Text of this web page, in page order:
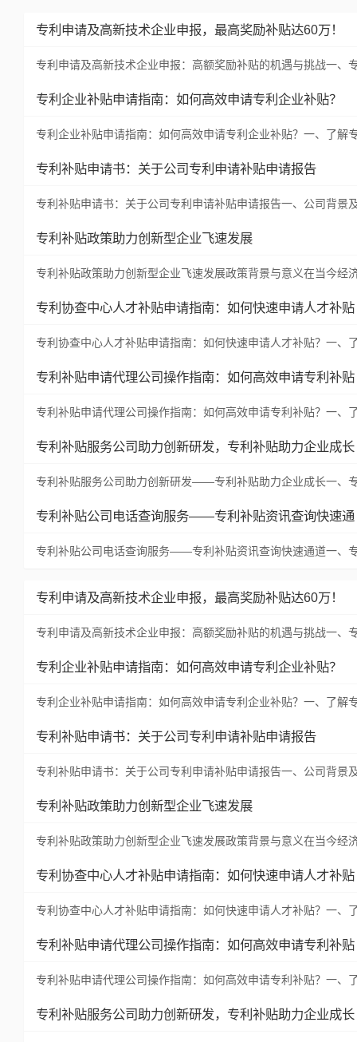
专利申请及高新技术企业申报，最高奖励补贴达60万！
专利申请及高新技术企业申报：高额奖励补贴的机遇与挑战一
专利企业补贴申请指南：如何高效申请专利企业补贴？
专利企业补贴申请指南：如何高效申请专利企业补贴？一、了
专利补贴申请书：关于公司专利申请补贴申请报告
专利补贴申请书：关于公司专利申请补贴申请报告一、公司背
专利补贴政策助力创新型企业飞速发展
专利补贴政策助力创新型企业飞速发展政策背景与意义在当今
专利协查中心人才补贴申请指南：如何快速申请人才补贴
专利协查中心人才补贴申请指南：如何快速申请人才补贴？一
专利补贴申请代理公司操作指南：如何高效申请专利补贴
专利补贴申请代理公司操作指南：如何高效申请专利补贴？一
专利补贴服务公司助力创新研发，专利补贴助力企业成长
专利补贴服务公司助力创新研发——专利补贴助力企业成长一、
专利补贴公司电话查询服务——专利补贴资讯查询快速通
专利补贴公司电话查询服务——专利补贴资讯查询快速通道一、
专利申请及高新技术企业申报，最高奖励补贴达60万！
专利申请及高新技术企业申报：高额奖励补贴的机遇与挑战一
专利企业补贴申请指南：如何高效申请专利企业补贴？
专利企业补贴申请指南：如何高效申请专利企业补贴？一、了
专利补贴申请书：关于公司专利申请补贴申请报告
专利补贴申请书：关于公司专利申请补贴申请报告一、公司背
专利补贴政策助力创新型企业飞速发展
专利补贴政策助力创新型企业飞速发展政策背景与意义在当今
专利协查中心人才补贴申请指南：如何快速申请人才补贴
专利协查中心人才补贴申请指南：如何快速申请人才补贴？一
专利补贴申请代理公司操作指南：如何高效申请专利补贴
专利补贴申请代理公司操作指南：如何高效申请专利补贴？一
专利补贴服务公司助力创新研发，专利补贴助力企业成长